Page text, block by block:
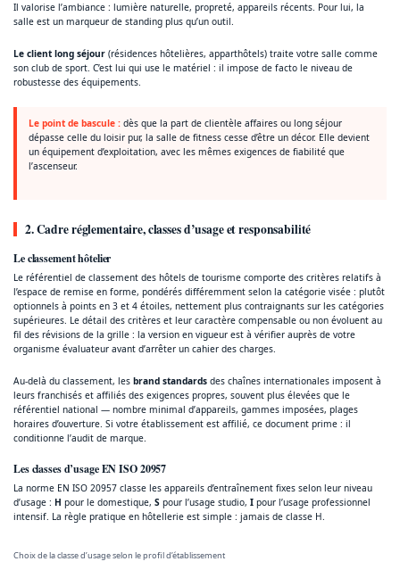
Il valorise l’ambiance : lumière naturelle, propreté, appareils récents. Pour lui, la
salle est un marqueur de standing plus qu’un outil.
Le client long séjour (résidences hôtelières, apparthôtels) traite votre salle comme
son club de sport. C’est lui qui use le matériel : il impose de facto le niveau de
robustesse des équipements.
Le point de bascule :dès que la part de clientèle affaires ou long séjour
dépasse celle du loisir pur, la salle de fitness cesse d’être un décor. Elle devient
un équipement d’exploitation, avec les mêmes exigences de fiabilité que
l’ascenseur.
2. Cadre réglementaire, classes d’usage et responsabilité
Le classement hôtelier
Le référentiel de classement des hôtels de tourisme comporte des critères relatifs à
l’espace de remise en forme, pondérés différemment selon la catégorie visée : plutôt
optionnels à points en 3 et 4 étoiles, nettement plus contraignants sur les catégories
supérieures. Le détail des critères et leur caractère compensable ou non évoluent au
fil des révisions de la grille : la version en vigueur est à vérifier auprès de votre
organisme évaluateur avant d’arrêter un cahier des charges.
Au-delà du classement, les brand standards des chaînes internationales imposent à
leurs franchisés et affiliés des exigences propres, souvent plus élevées que le
référentiel national — nombre minimal d’appareils, gammes imposées, plages
horaires d’ouverture. Si votre établissement est affilié, ce document prime : il
conditionne l’audit de marque.
Les classes d’usage EN ISO 20957
La norme EN ISO 20957 classe les appareils d’entraînement fixes selon leur niveau
d’usage : H pour le domestique, S pour l’usage studio, I pour l’usage professionnel
intensif. La règle pratique en hôtellerie est simple : jamais de classe H.
Choix de la classe d’usage selon le profil d’établissement